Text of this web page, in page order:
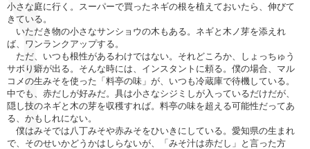
小さな庭に行く。スーパーで買ったネギの根を植えておいたら、伸びて
きている。
いただき物の小さなサンショウの木もある。ネギと木ノ芽を添えれ
ば、ワンランクアップする。
ただ、いつも根性があるわけではない。それどころか、しょっちゅう
サボり癖が出る。そんな時には、インスタントに頼る。僕の場合、マル
コメの生みそを使った「料亭の味」が、いつも冷蔵庫で待機している。
中でも、赤だしが好みだ。具は小さなシジミしが入っているだけだが、
隠し技のネギと木の芽を収穫すれば。料亭の味を超える可能性だってあ
る、かもしれにない。
僕はみそでは八丁みそや赤みそをひいきにしている。愛知県の生まれ
で、そのせいかどうかはしらないが、「みそ汁は赤だし」と言った方